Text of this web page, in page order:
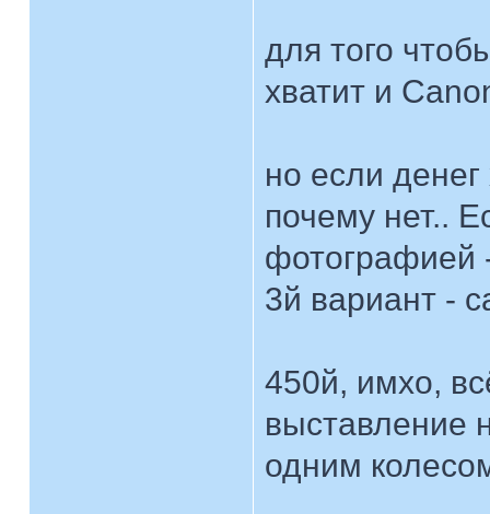
для того
хватит и
но если
почему нет..
фотографией
3й вариант -
450й, имхо,
выставление
одним